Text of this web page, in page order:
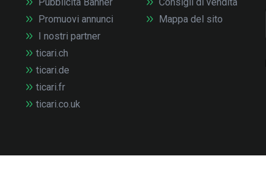
Promuovi annunci
I nostri partner
ticari.ch
ticari.de
ticari.fr
ticari.co.uk
Mappa del sito